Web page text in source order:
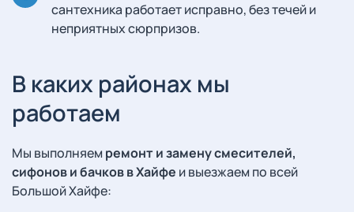
сантехника работает исправно, без течей и
неприятных сюрпризов.
В каких районах мы
работаем
Мы выполняемремонт и замену смесителей,
сифонов и бачков в Хайфе и выезжаем по всей
Большой Хайфе: